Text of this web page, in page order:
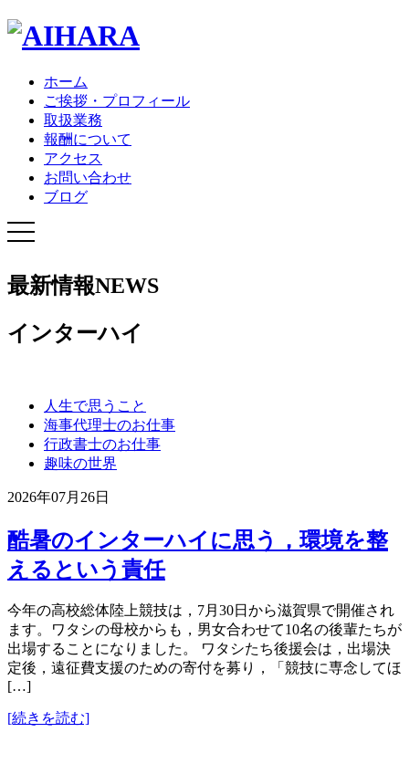
ホーム
ご挨拶・プロフィール
取扱業務
報酬について
アクセス
お問い合わせ
ブログ
最新情報NEWS
インターハイ
人生で思うこと
海事代理士のお仕事
行政書士のお仕事
趣味の世界
2026年07月26日
酷暑のインターハイに思う，環境を整
えるという責任
今年の高校総体陸上競技は，7月30日から滋賀県で開催され
ます。ワタシの母校からも，男女合わせて10名の後輩たちが
出場することになりました。 ワタシたち後援会は，出場決
定後，遠征費支援のための寄付を募り，「競技に専念してほ
[…]
[続きを読む]